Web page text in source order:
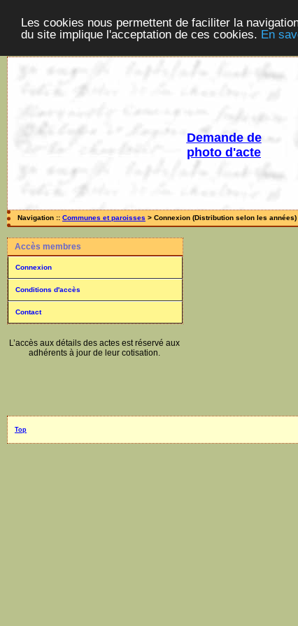
Les cookies nous permettent de faciliter la
du site implique l'acceptation de ces cookies. En
Demande de
photo d'acte
Navigation :: Communes et paroisses > Connexion (Distribution selon les années)
Accès membres
Connexion
Conditions d'accès
Contact
L’accès aux détails des actes est réservé aux
adhérents à jour de leur cotisation.
Top